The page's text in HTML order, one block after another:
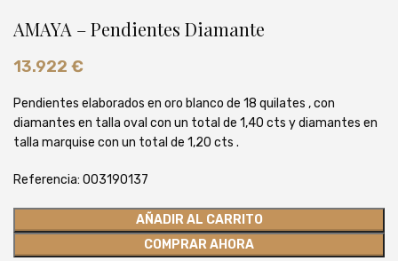
AMAYA – Pendientes Diamante
13.922 €
Pendientes elaborados en oro blanco de 18 quilates , con
diamantes en talla oval con un total de 1,40 cts y diamantes en
talla marquise con un total de 1,20 cts .
Referencia: 003190137
AÑADIR AL CARRITO
COMPRAR AHORA